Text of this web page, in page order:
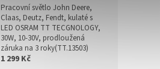
Pracovní světlo John Deere,
Claas, Deutz, Fendt, kulaté s
LED OSRAM TT TECGNOLOGY,
30W, 10-30V, prodloužená
záruka na 3 roky(TT.13503)
1 299 Kč